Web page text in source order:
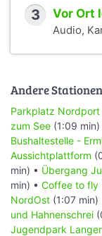
3 Vor Ort
Audio,
Andere
Parkplatz Nordport
zum See (1:09 min)
Bushaltestelle -
Aussichtplattform
min) • Übergang
min) • Coffee to fly
NordOst (1:07 min)
und Hahnenschrei
Jugendpark